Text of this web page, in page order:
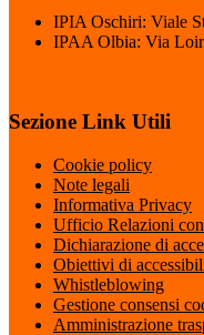
IPIA Oschiri: Viale
IPAA Olbia: Via
Sezione Link Utili
Cookie policy
Note legali
Informativa Privacy
Ufficio Relazioni
Dichiarazione di
Obiettivi di
Whistleblowing
Gestione consensi
Amministrazione